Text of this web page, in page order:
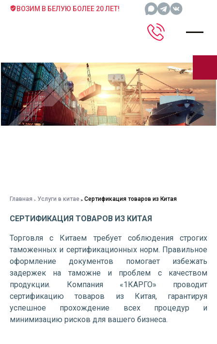
ВОЗИМ В БЕЛУЮ БОЛЕЕ 20 ЛЕТ!
Главная Услуги в китае Сертификация товаров из Китая
СЕРТИФИКАЦИЯ ТОВАРОВ ИЗ КИТАЯ
Торговля с Китаем требует соблюдения строгих
таможенных и сертификационных норм. Правильное
оформление документов помогает избежать
задержек на таможне и проблем с качеством
продукции. Компания «1КАРГО» проводит
сертификацию товаров из Китая, гарантируя
успешное прохождение всех процедур и
минимизацию рисков для вашего бизнеса.